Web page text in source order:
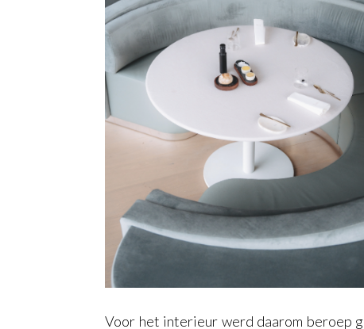
Voor het interieur werd daarom beroep